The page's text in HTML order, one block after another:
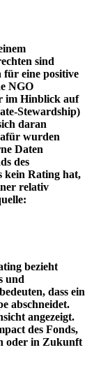
sind
für eine positive
NGO
im Hinblick auf
Stewardship)
daran
wurden
Daten
des
kein Rating hat,
relativ
bezieht
und
dass ein
abschneidet.
angezeigt.
des Fonds,
oder in Zukunft